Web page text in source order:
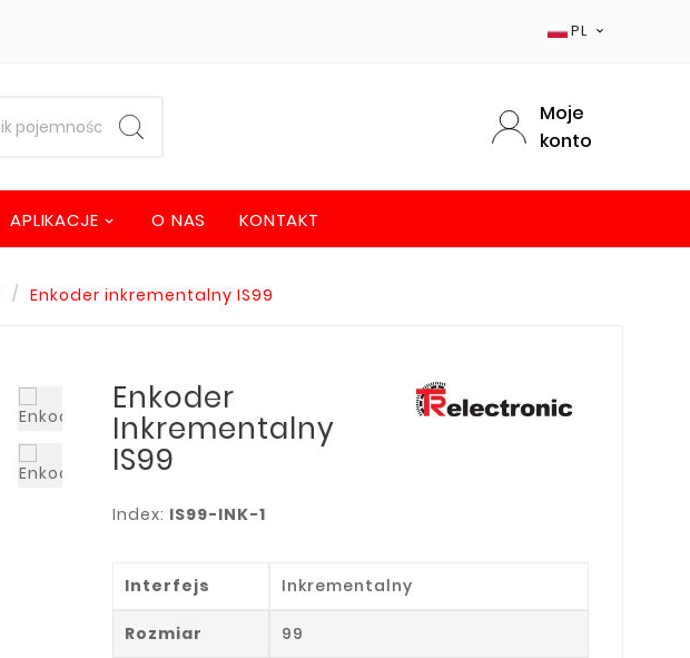
PL 
Moje
konto
APLIKACJE O NAS KONTAKT
Enkoder inkrementalny IS99
Enkoder
Inkrementalny
IS99
Index: IS99-INK-1
Interfejs Inkrementalny
Rozmiar 99